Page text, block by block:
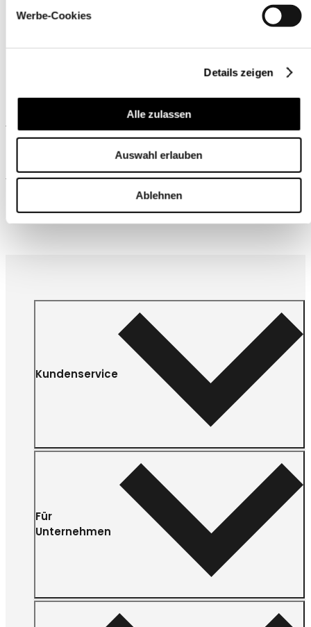
Werbe-Cookies
Details zeigen
Alle zulassen
Auswahl erlauben
Ablehnen
Ähnliche Produkte
Wird oft zusammen gekauft
Kundenservice
Für
Unternehmen